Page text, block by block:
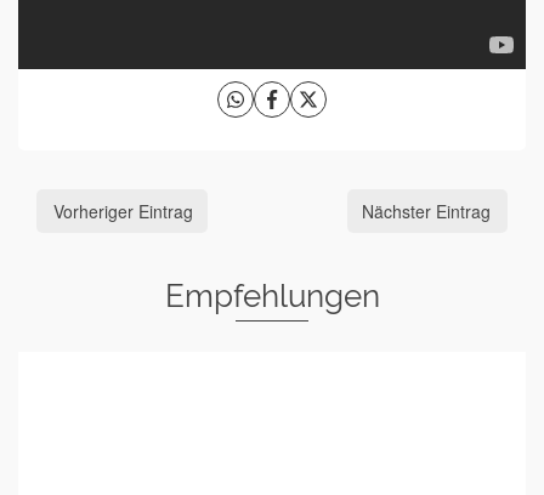
Vorheriger Eintrag Nächster Eintrag
Empfehlungen